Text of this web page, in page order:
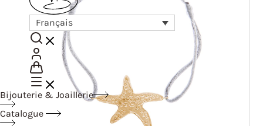
Français
Bijouterie & Joaillerie
Catalogue